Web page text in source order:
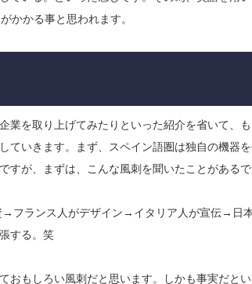
かかる事と思われます。
業を取り上げてみたりといった紹介を省いて、
ていきます。まず、スペイン語圏は独自の機器
が、まずは、こんな風刺を聞いたことがある
フランス人がデザイン→イタリア人が宣伝→日
する。笑
もしろい風刺だと思います。しかも事実だとい